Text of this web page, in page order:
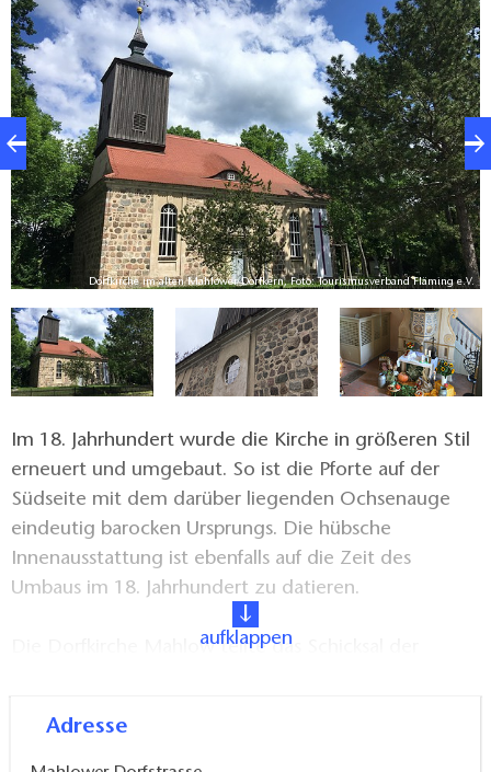
Dorfkirche im alten Mahlower Dorfkern, Foto: Tourismusverband Fläming e.V.
Im 18. Jahrhundert wurde die Kirche in größeren Stil
erneuert und umgebaut. So ist die Pforte auf der
Südseite mit dem darüber liegenden Ochsenauge
eindeutig barocken Ursprungs. Die hübsche
Innenausstattung ist ebenfalls auf die Zeit des
Umbaus im 18. Jahrhundert zu datieren.
Die Dorfkirche Mahlow teilte das Schicksal der
Instandsetzungsmaßnahmen Anfang der 2000er
Jahre so baufällig, dass sie für die Öffentlichkeit
aufklappen
Adresse